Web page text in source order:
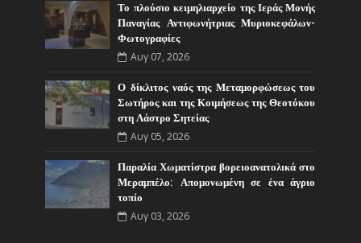
Το πλούσιο κειμηλιαρχείο της Ιεράς Μονής
Παναγίας Αντιφωνήτριας Μυριοκεφάλων-
Φωτογραφίες
Αυγ 07, 2026
Ο δίκλιτος ναός της Μεταμορφώσεως του
Σωτήρος και της Κοιμήσεως της Θεοτόκου
στη Λάστρο Σητείας
Αυγ 05, 2026
Παραλία Χωματίστρα βορειοανατολικά στο
Μεραμπέλο: Απομονωμένη σε ένα άγριο
τοπίο
Αυγ 03, 2026